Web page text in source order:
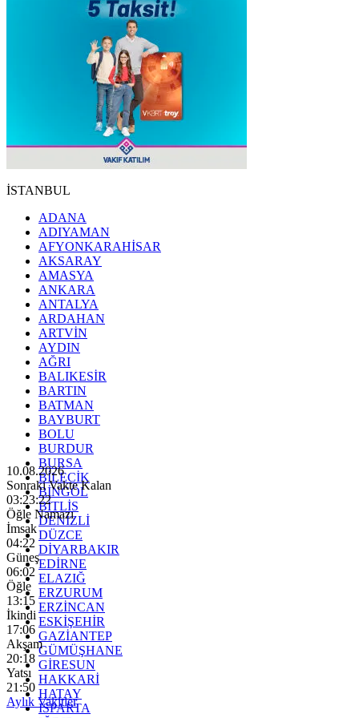
İSTANBUL
ADANA
ADIYAMAN
AFYONKARAHİSAR
AKSARAY
AMASYA
ANKARA
ANTALYA
ARDAHAN
ARTVİN
AYDIN
AĞRI
BALIKESİR
BARTIN
BATMAN
BAYBURT
BOLU
BURDUR
BURSA
BİLECİK
BİNGÖL
BİTLİS
DENİZLİ
DÜZCE
DİYARBAKIR
EDİRNE
ELAZIĞ
ERZURUM
ERZİNCAN
ESKİŞEHİR
GAZİANTEP
GÜMÜŞHANE
GİRESUN
HAKKARİ
HATAY
ISPARTA
10.08.2026
Sonraki Vakte Kalan
03:23:20
Öğle Namazı
İmsak
04:22
Güneş
06:02
Öğle
13:15
İkindi
17:06
Akşam
20:18
Yatsı
21:50
Aylık Vakitler